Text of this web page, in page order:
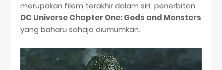
merupakan filem terakhir dalam siri penerbitan
DC Universe Chapter One: Gods and Monsters
yang baharu sahaja diumumkan.